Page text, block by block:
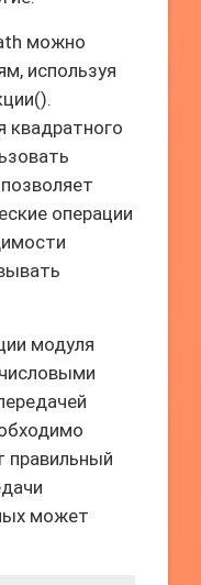
можно
используя
квадратного
операции
модуля
правильный
может